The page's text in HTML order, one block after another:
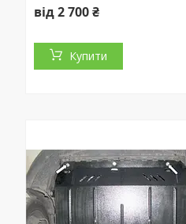
від 2 700 ₴
Купити